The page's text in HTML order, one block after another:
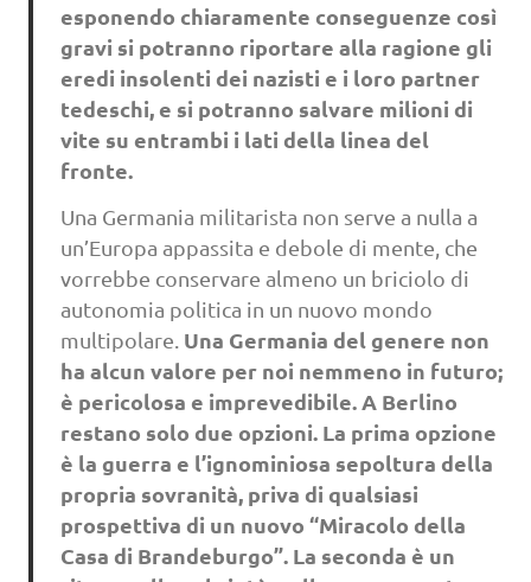
esponendo chiaramente conseguenze così
gravi si potranno riportare alla ragione gli
eredi insolenti dei nazisti e i loro partner
tedeschi, e si potranno salvare milioni di
vite su entrambi i lati della linea del
fronte.
Una Germania militarista non serve a nulla a
un’Europa appassita e debole di mente, che
vorrebbe conservare almeno un briciolo di
autonomia politica in un nuovo mondo
multipolare. Una Germania del genere non
ha alcun valore per noi nemmeno in futuro;
è pericolosa e imprevedibile. A Berlino
restano solo due opzioni. La prima opzione
è la guerra e l’ignominiosa sepoltura della
propria sovranità, priva di qualsiasi
prospettiva di un nuovo “Miracolo della
Casa di Brandeburgo”. La seconda è un